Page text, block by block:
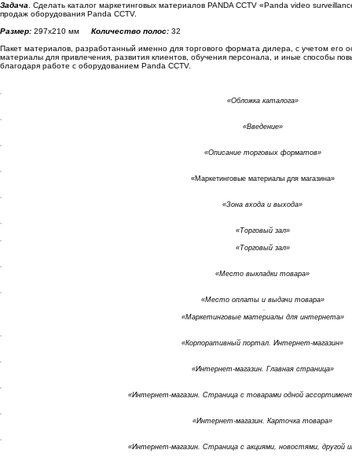
Задача . Сделать каталог маркетинговых материалов PANDA CCTV «Panda video
продаж оборудования Panda CCTV.
Размер: 297х210 мм Количество полос: 32
Пакет материалов, разработанный именно для торгового формата дилера, с учетом его
материалы для привлечения, развития клиентов, обучения персонала, и иные способы
благодаря работе с оборудованием Panda CCTV.
«Обложка каталога»
«Введение»
«Описание торговых форматов»
«Маркетинговые материалы для магазина»
«Зона входа и выхода»
«Торговый зал»
«Торговый зал»
«Место выкладки товара»
«Место оплаты и выдачи товара»
«Маркетинговые материалы для интернета»
«Корпоративный портал. Интернет-магазин»
«Интернет-магазин. Главная страница»
«Интернет-магазин. Страница с товарами одной
«Интернет-магазин. Карточка товара»
«Интернет-магазин. Страница с акциями, новостями, другой